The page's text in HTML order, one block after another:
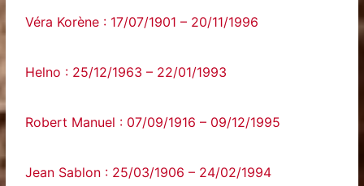
Véra Korène : 17/07/1901 – 20/11/1996
Helno : 25/12/1963 – 22/01/1993
Robert Manuel : 07/09/1916 – 09/12/1995
Jean Sablon : 25/03/1906 – 24/02/1994